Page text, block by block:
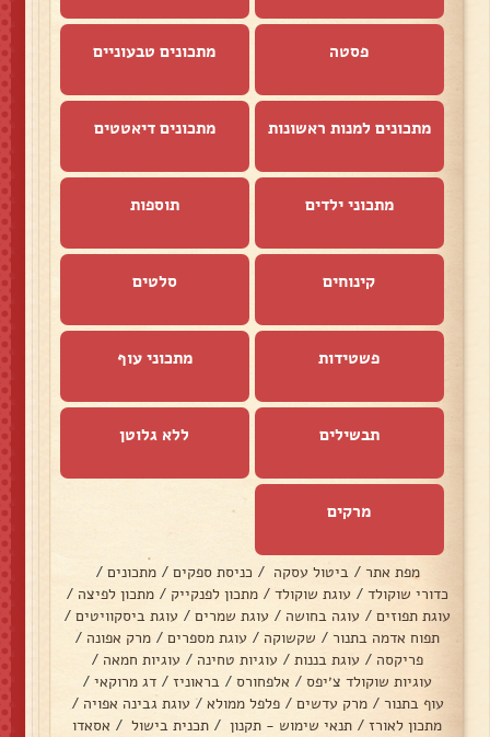
פסטה מתכונים טבעוניים
מתכונים למנות ראשונות מתכונים דיאטטים
מתכוני ילדים תוספות
קינוחים סלטים
פשטידות מתכוני עוף
תבשילים ללא גלוטן
מרקים
מפת אתר / ביטול עסקה / כניסת ספקים / מתכונים /
כדורי שוקולד / עוגת שוקולד / מתכון לפנקייק / מתכון לפיצה /
עוגת תפוזים / עוגה בחושה / עוגת שמרים / עוגת ביסקוויטים /
תפוח אדמה בתנור / שקשוקה / עוגת מספרים / מרק אפונה /
פריקסה / עוגת בננות / עוגיות טחינה / עוגיות חמאה /
עוגיות שוקולד צ׳יפס / אלפחורס / בראוניז / דג מרוקאי /
עוף בתנור / מרק עדשים / פלפל ממולא / עוגת גבינה אפויה /
מתכון לאורז / תנאי שימוש - תקנון / תכנית בישול / אסאדו